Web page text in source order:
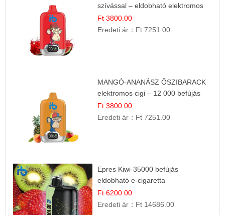
szívással – eldobható elektromos
cigi
Ft 3800.00
Eredeti ár： Ft 7251.00
MANGÓ-ANANÁSZ ŐSZIBARACK
elektromos cigi – 12 000 befújás
Ft 3800.00
Eredeti ár： Ft 7251.00
Epres Kiwi-35000 befújás
eldobható e-cigaretta
Ft 6200.00
Eredeti ár： Ft 14686.00